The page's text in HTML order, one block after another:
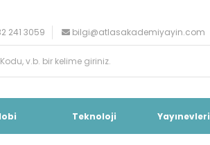
241 3059 bilgi@atlasakademiyayin.com
Teknoloji Yayınevleri